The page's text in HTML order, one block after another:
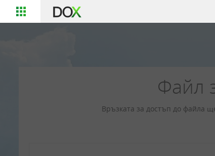
Файл
Връзката за достъп до файла